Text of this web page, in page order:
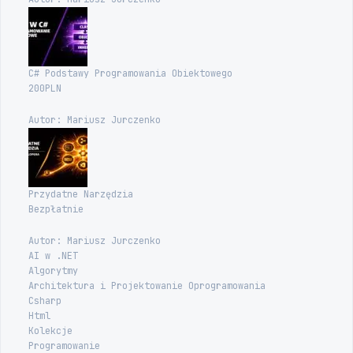
C# Podstawy Programowania Obiektowego
200PLN
Autor: Mariusz Jurczenko
Przydatne Narzędzia
Bezpłatnie
Autor: Mariusz Jurczenko
AI w .NET
Algorytmy
Architektura i Projektowanie Oprogramowania
Csharp
Html
Kolekcje
Programowanie